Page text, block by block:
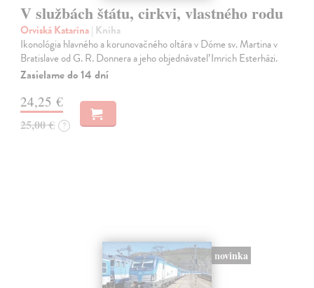
V službách štátu, cirkvi, vlastného rodu
Orviská Katarína| Kniha
Ikonológia hlavného a korunovačného oltára v Dóme sv. Martina v
Bratislave od G. R. Donnera a jeho objednávateľ Imrich Esterházi.
Zasielame do 14 dní
24,25 €
25,00 € ?
novinka